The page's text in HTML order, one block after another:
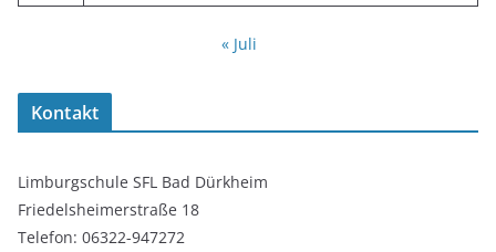
« Juli
Kontakt
Limburgschule SFL Bad Dürkheim
Friedelsheimerstraße 18
Telefon: 06322-947272